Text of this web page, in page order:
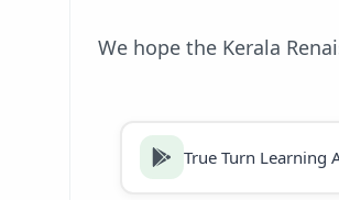
We hope the Kerala
True Turn Learning